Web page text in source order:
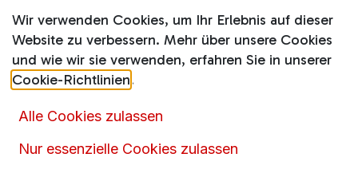
349,00€ inkl. MwSt.489,00 €
In den Warenkorb
Wir verwenden Cookies, um Ihr Erlebnis auf dieser
Website zu verbessern. Mehr über unsere Cookies
und wie wir sie verwenden, erfahren Sie in unserer
Cookie-Richtlinien.
Alle Cookies zulassen
Nur essenzielle Cookies zulassen